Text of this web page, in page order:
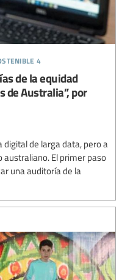
4
de la equidad
de Australia”, por
de larga data, pero a
El primer paso
una auditoría de la